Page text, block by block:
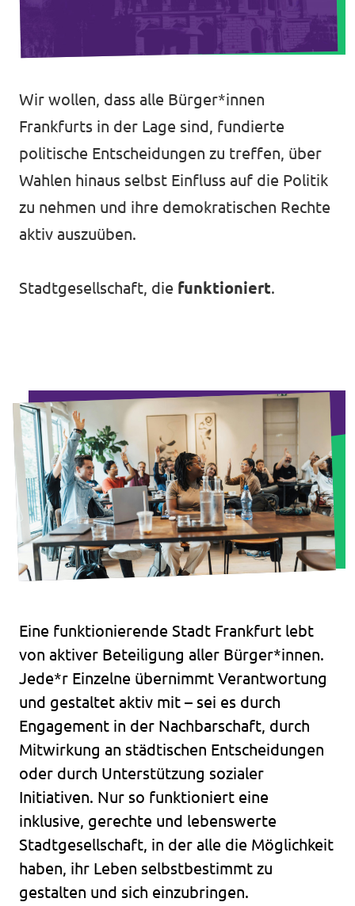
Europaebene
Nationale Teams in Europa
Unsere Events
Kommunalwahl 2026
Unterstütz' uns!
Impressum
Kontakt
Wir wollen, dass alle Bürger*innen
Frankfurts in der Lage sind, fundierte
politische Entscheidungen zu treffen, über
Wahlen hinaus selbst Einfluss auf die Politik
zu nehmen und ihre demokratischen Rechte
aktiv auszuüben.
Stadtgesellschaft, die funktioniert.
Eine funktionierende Stadt Frankfurt lebt
von aktiver Beteiligung aller Bürger*innen.
Jede*r Einzelne übernimmt Verantwortung
und gestaltet aktiv mit – sei es durch
Engagement in der Nachbarschaft, durch
Mitwirkung an städtischen Entscheidungen
oder durch Unterstützung sozialer
Initiativen. Nur so funktioniert eine
inklusive, gerechte und lebenswerte
Stadtgesellschaft, in der alle die Möglichkeit
haben, ihr Leben selbstbestimmt zu
gestalten und sich einzubringen.